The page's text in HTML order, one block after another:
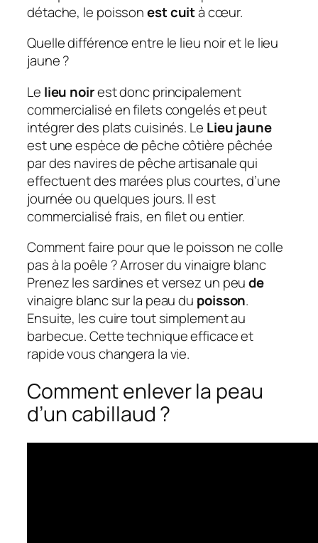
détache, le poissonest cuità cœur.
Quelle différence entre le lieu noir et le lieu
jaune ?
Le lieu noirest donc principalement
commercialisé en filets congelés et peut
intégrer des plats cuisinés. Le Lieu jaune
est une espèce de pêche côtière pêchée
par des navires de pêche artisanale qui
effectuent des marées plus courtes, d’une
journée ou quelques jours. Il est
commercialisé frais, en filet ou entier.
Comment faire pour que le poisson ne colle
pas à la poêle ? Arroser du vinaigre blanc
Prenez les sardines et versez un peude
vinaigre blanc sur la peau du poisson.
Ensuite, les cuire tout simplement au
barbecue. Cette technique efficace et
rapide vous changera la vie.
Comment enlever la peau
d’un cabillaud ?